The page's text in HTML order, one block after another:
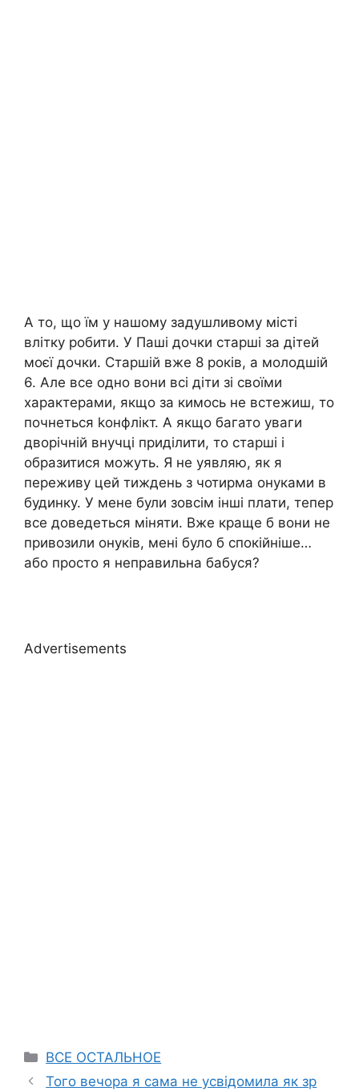
А то, що їм у нашому задушливому місті
влітку робити. У Паші дочки старші за дітей
моєї дочки. Старшій вже 8 років, а молодшій
6. Але все одно вони всі діти зі своїми
характерами, якщо за кимось не встежиш, то
почнеться kонфлікт. А якщо багато уваги
дворічній внучці приділити, то старші і
образитися можуть. Я не уявляю, як я
переживу цей тиждень з чотирма онуками в
будинку. У мене були зовсім інші плати, тепер
все доведеться міняти. Вже краще б вони не
привозили онуків, мені було б спокійніше…
або просто я неправильна бабуся?
Advertisements
Categories
ВСЕ ОСТАЛЬНОЕ
Того вечора я сама не усвідомила як зр